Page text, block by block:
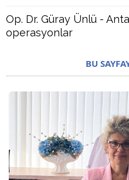
Op. Dr. Güray Ünlü -
operasyonlar
BU